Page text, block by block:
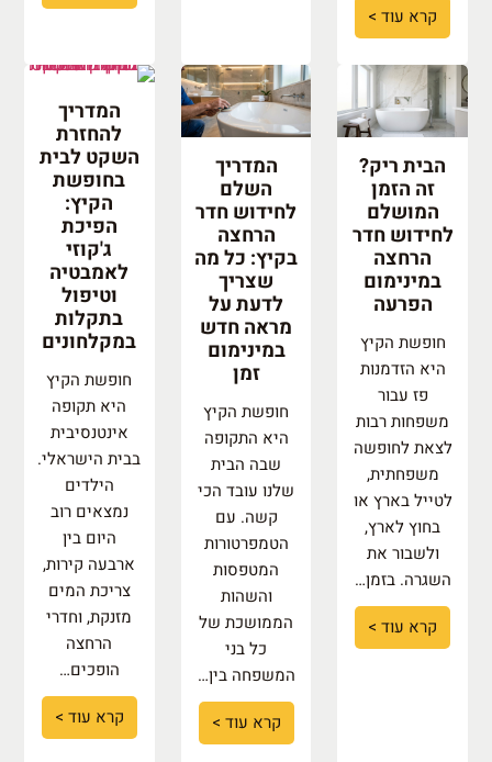
קרא עוד >
הבית ריק?
זה הזמן
המושלם
לחידוש חדר
הרחצה
במינימום
הפרעה
חופשת הקיץ
היא הזדמנות
פז עבור
משפחות רבות
לצאת לחופשה
משפחתית,
לטייל בארץ או
בחוץ לארץ,
ולשבור את
השגרה. בזמן…
קרא עוד >
המדריך
השלם
לחידוש חדר
הרחצה
בקיץ: כל מה
שצריך
לדעת על
מראה חדש
במינימום
זמן
חופשת הקיץ
היא התקופה
שבה הבית
שלנו עובד הכי
קשה. עם
הטמפרטורות
המטפסות
והשהות
הממושכת של
כל בני
המשפחה בין…
קרא עוד >
המדריך
להחזרת
השקט לבית
בחופשת
הקיץ:
הפיכת
ג'קוזי
לאמבטיה
וטיפול
בתקלות
במקלחונים
חופשת הקיץ
היא תקופה
אינטנסיבית
בבית הישראלי.
הילדים
נמצאים רוב
היום בין
ארבעה קירות,
צריכת המים
מזנקת, וחדרי
הרחצה
הופכים…
קרא עוד >